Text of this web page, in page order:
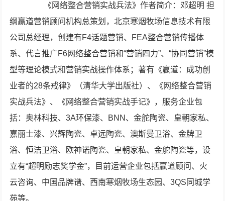
《网络整合营销实战兵法》作者简介：邓超明 担
纲赢道营销顾问机构总策划，北京寒烟牧场信息技术有限
公司总经理，创建有F4话题营销、FEA整合营销传播体
系、代言推广F6网络整合营销和“营销四力”、“协同营销”模
型等理论模式和营销实战操作体系；著有《赢道：成功创
业者的28条戒律》（清华大学出版社）、《网络整合营销
实战兵法》、《网络整合营销实战手记》，服务企业包
括：奥林科技、3A环保漆、BNN、金舵陶瓷、皇朝家私、
嘉丽士漆、兴辉陶瓷、卓远陶瓷、澳斯曼卫浴、金牌卫
浴、恒洁卫浴、欧神诺陶瓷、皇朝家私、金舵陶瓷等，设
立有“超明励志奖学金”，目前运营企业包括赢道顾问、火
云咨询、中国品牌谱、西南寒烟牧场生态园、3QS同城学
苑等。